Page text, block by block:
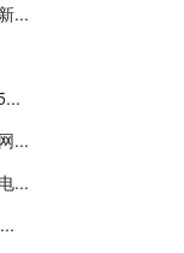
...
...
...